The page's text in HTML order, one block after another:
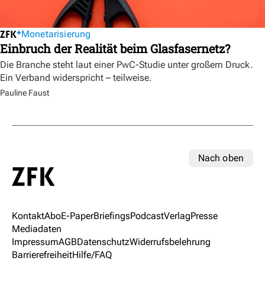
Monetarisierung
Einbruch der Realität beim Glasfasernetz?
Die Branche steht laut einer PwC-Studie unter großem Druck.
Ein Verband widerspricht – teilweise.
Pauline Faust
Nach oben
KontaktAboE-PaperBriefingsPodcastVerlagPresse
Mediadaten
ImpressumAGBDatenschutzWiderrufsbelehrung
BarrierefreiheitHilfe/FAQ